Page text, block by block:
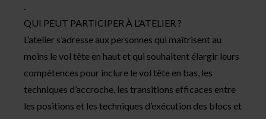
.
QUI PEUT PARTICIPER À L’ATELIER ?
L’atelier s’adresse aux personnes qui maîtrisent au
moins le vol tête en haut et qui souhaitent élargir leurs
compétences pour inclure le vol tête en bas, les
techniques d’accroche, les transitions efficaces entre
les positions et les techniques d’exécution des blocs et